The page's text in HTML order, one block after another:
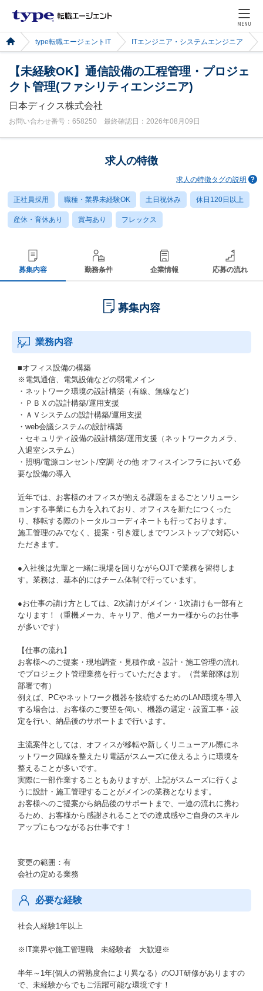
MENU
type転職エージェントIT ITエンジニア・システムエンジニア
【未経験OK】通信設備の工程管理・プロジェ
クト管理(ファシリティエンジニア)
日本ディクス株式会社
お問い合わせ番号：658250 最終確認日：2026年08月09日
求人の特徴
求人の特徴タグの説明
正社員採用 職種・業界未経験OK 土日祝休み 休日120日以上
産休・育休あり 賞与あり フレックス
募集内容 勤務条件 企業情報 応募の流れ
募集内容
業務内容
■オフィス設備の構築
※電気通信、電気設備などの弱電メイン
・ネットワーク環境の設計構築（有線、無線など）
・ＰＢＸの設計構築/運用支援
・ＡＶシステムの設計構築/運用支援
・web会議システムの設計構築
・セキュリティ設備の設計構築/運用支援（ネットワークカメラ、
入退室システム）
・照明/電源コンセント/空調 その他 オフィスインフラにおいて必
要な設備の導入
近年では、お客様のオフィスが抱える課題をまるごとソリューシ
ョンする事業にも力を入れており、オフィスを新たにつくった
り、移転する際のトータルコーディネートも行っております。
施工管理のみでなく、提案・引き渡しまでワンストップで対応い
ただきます。
●入社後は先輩と一緒に現場を回りながらOJTで業務を習得しま
す。業務は、基本的にはチーム体制で行っています。
●お仕事の請け方としては、2次請けがメイン・1次請けも一部有と
なります！（重機メーカ、キャリア、他メーカー様からのお仕事
が多いです）
【仕事の流れ】
お客様へのご提案・現地調査・見積作成・設計・施工管理の流れ
でプロジェクト管理業務を行っていただきます。（営業部隊は別
部署で有）
例えば、PCやネットワーク機器を接続するためのLAN環境を導入
する場合は、お客様のご要望を伺い、機器の選定・設置工事・設
定を行い、納品後のサポートまで行います。
主流案件としては、オフィスが移転や新しくリニューアル際にネ
ットワーク回線を整えたり電話がスムーズに使えるように環境を
整えることが多いです。
実際に一部作業することもありますが、上記がスムーズに行くよ
うに設計・施工管理することがメインの業務となります。
お客様へのご提案から納品後のサポートまで、一連の流れに携わ
るため、お客様から感謝されることでの達成感やご自身のスキル
アップにもつながるお仕事です！
変更の範囲：有
会社の定める業務
必要な経験
社会人経験1年以上
※IT業界や施工管理職 未経験者 大歓迎※
半年～1年(個人の習熟度合により異なる）のOJT研修がありますの
で、未経験からでもご活躍可能な環境です！